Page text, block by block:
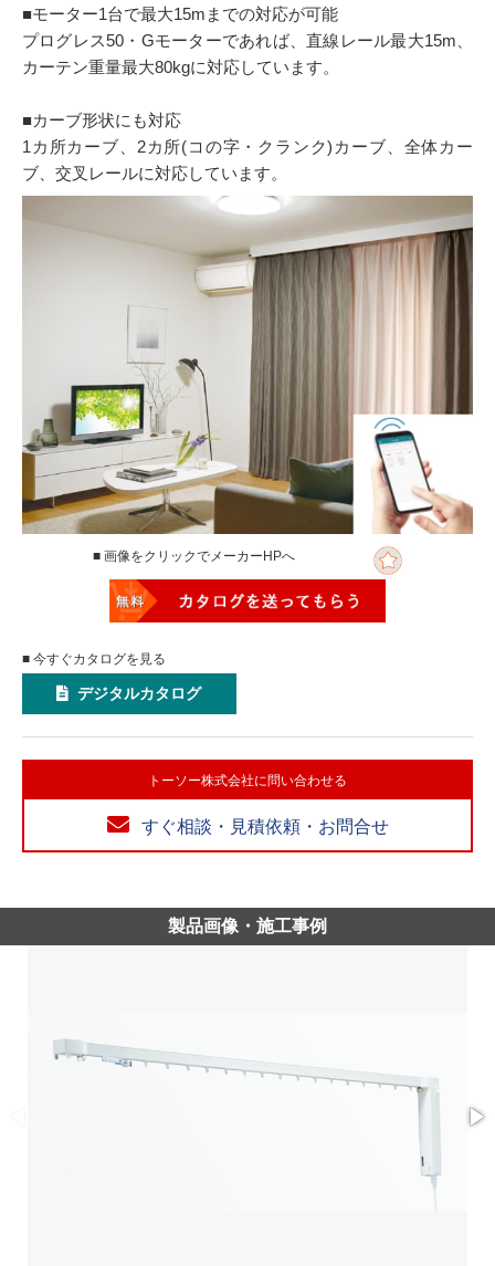
■モーター1台で最大15mまでの対応が可能
プログレス50・Gモーターであれば、直線レール最大15m、
カーテン重量最大80kgに対応しています。
■カーブ形状にも対応
1カ所カーブ、2カ所(コの字・クランク)カーブ、全体カー
ブ、交叉レールに対応しています。
■ 画像をクリックでメーカーHPへ
■ 今すぐカタログを見る
デジタルカタログ
トーソー株式会社に問い合わせる
すぐ相談・見積依頼・お問合せ
製品画像・施工事例